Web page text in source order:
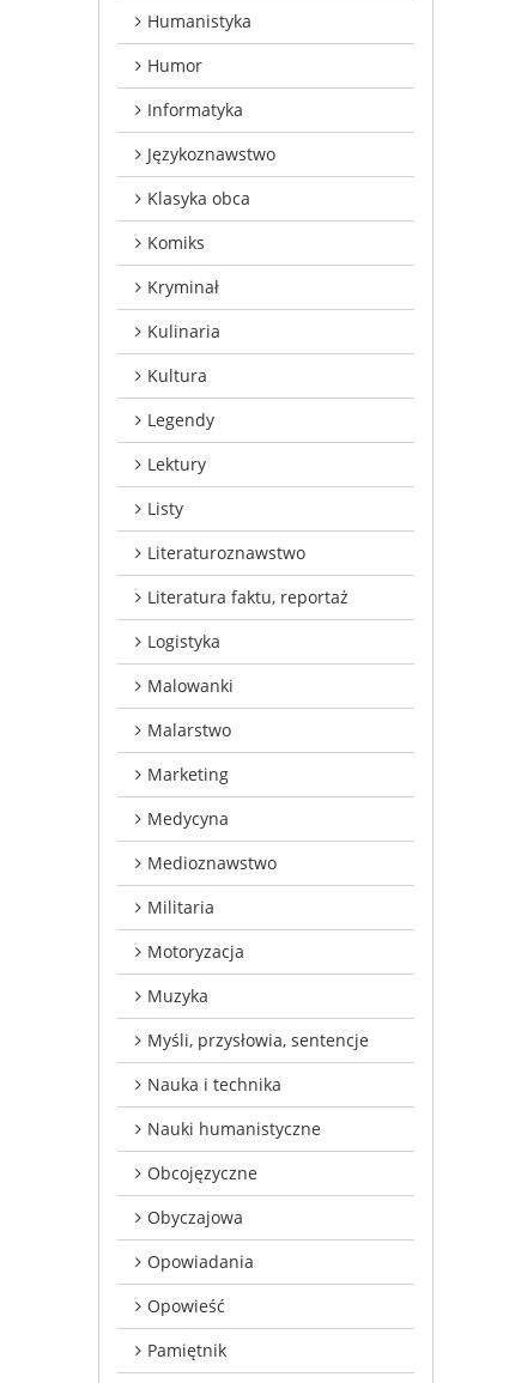
Humanistyka
Humor
Informatyka
Językoznawstwo
Klasyka obca
Komiks
Kryminał
Kulinaria
Kultura
Legendy
Lektury
Listy
Literaturoznawstwo
Literatura faktu, reportaż
Logistyka
Malowanki
Malarstwo
Marketing
Medycyna
Medioznawstwo
Militaria
Motoryzacja
Muzyka
Myśli, przysłowia, sentencje
Nauka i technika
Nauki humanistyczne
Obcojęzyczne
Obyczajowa
Opowiadania
Opowieść
Pamiętnik